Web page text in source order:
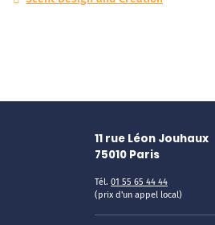
11 rue Léon Jouhaux
75010 Paris
Tél. 01 55 65 44 44
(prix d'un appel local)